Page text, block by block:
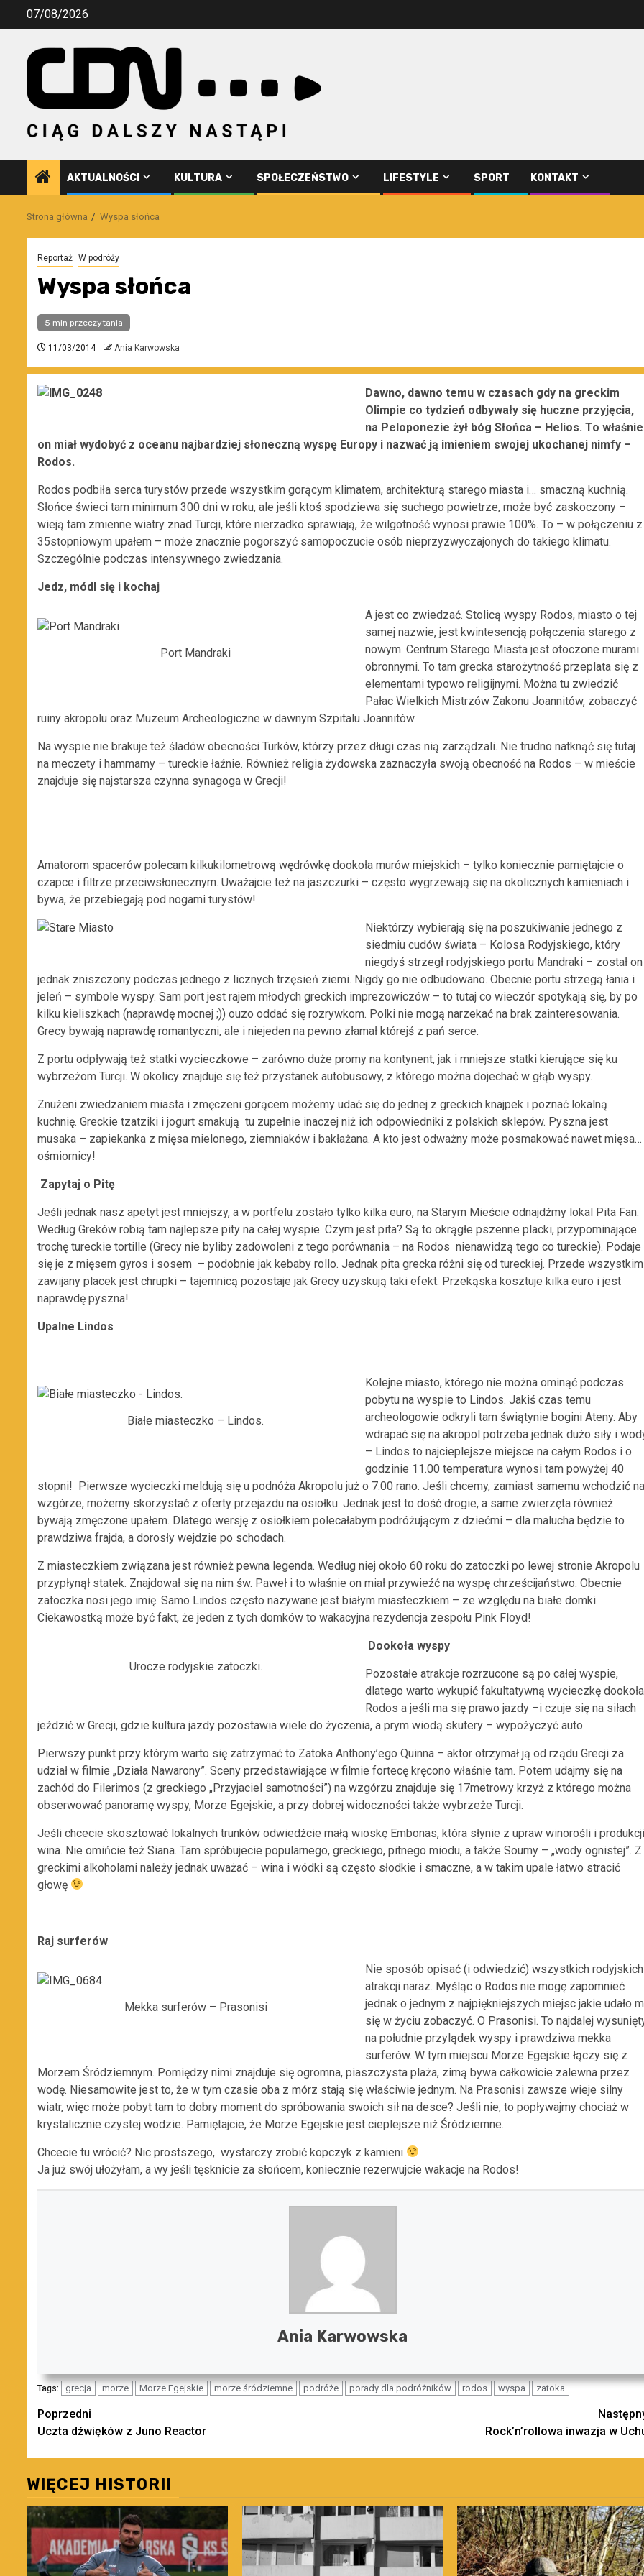
Przejdź07/08/2026
AKTUALNOŚCI KULTURA SPOŁECZEŃSTWO LIFESTYLE SPORT KONTAKT
Strona główna Wyspa słońca
Reportaż W podróży
Wyspa słońca
5 min przeczytania
11/03/2014 Ania Karwowska
Dawno, dawno temu w czasach gdy na greckim
Olimpie co tydzień odbywały się huczne przyjęcia,
na Peloponezie żył bóg Słońca – Helios. To właśnie
on miał wydobyć z oceanu najbardziej słoneczną wyspę Europy i nazwać ją imieniem swojej ukochanej nimfy –
Rodos.
Rodos podbiła serca turystów przede wszystkim gorącym klimatem, architekturą starego miasta i… smaczną kuchnią.
Słońce świeci tam minimum 300 dni w roku, ale jeśli ktoś spodziewa się suchego powietrze, może być zaskoczony –
wieją tam zmienne wiatry znad Turcji, które nierzadko sprawiają, że wilgotność wynosi prawie 100%. To – w połączeniu z
35stopniowym upałem – może znacznie pogorszyć samopoczucie osób nieprzyzwyczajonych do takiego klimatu.
Szczególnie podczas intensywnego zwiedzania.
Jedz, módl się i kochaj
Port Mandraki
A jest co zwiedzać. Stolicą wyspy Rodos, miasto o tej
samej nazwie, jest kwintesencją połączenia starego z
nowym. Centrum Starego Miasta jest otoczone murami
obronnymi. To tam grecka starożytność przeplata się z
elementami typowo religijnymi. Można tu zwiedzić
Pałac Wielkich Mistrzów Zakonu Joannitów, zobaczyć
ruiny akropolu oraz Muzeum Archeologiczne w dawnym Szpitalu Joannitów.
Na wyspie nie brakuje też śladów obecności Turków, którzy przez długi czas nią zarządzali. Nie trudno natknąć się tutaj
na meczety i hammamy – tureckie łaźnie. Również religia żydowska zaznaczyła swoją obecność na Rodos – w mieście
znajduje się najstarsza czynna synagoga w Grecji!
Amatorom spacerów polecam kilkukilometrową wędrówkę dookoła murów miejskich – tylko koniecznie pamiętajcie o
czapce i filtrze przeciwsłonecznym. Uważajcie też na jaszczurki – często wygrzewają się na okolicznych kamieniach i
bywa, że przebiegają pod nogami turystów!
Niektórzy wybierają się na poszukiwanie jednego z
siedmiu cudów świata – Kolosa Rodyjskiego, który
niegdyś strzegł rodyjskiego portu Mandraki – został on
jednak zniszczony podczas jednego z licznych trzęsień ziemi. Nigdy go nie odbudowano. Obecnie portu strzegą łania i
jeleń – symbole wyspy. Sam port jest rajem młodych greckich imprezowiczów – to tutaj co wieczór spotykają się, by po
kilku kieliszkach (naprawdę mocnej ;)) ouzo oddać się rozrywkom. Polki nie mogą narzekać na brak zainteresowania.
Grecy bywają naprawdę romantyczni, ale i niejeden na pewno złamał którejś z pań serce.
Z portu odpływają też statki wycieczkowe – zarówno duże promy na kontynent, jak i mniejsze statki kierujące się ku
wybrzeżom Turcji. W okolicy znajduje się też przystanek autobusowy, z którego można dojechać w głąb wyspy.
Znużeni zwiedzaniem miasta i zmęczeni gorącem możemy udać się do jednej z greckich knajpek i poznać lokalną
kuchnię. Greckie tzatziki i jogurt smakują tu zupełnie inaczej niż ich odpowiedniki z polskich sklepów. Pyszna jest
musaka – zapiekanka z mięsa mielonego, ziemniaków i bakłażana. A kto jest odważny może posmakować nawet mięsa…
ośmiornicy!
Zapytaj o Pitę
Jeśli jednak nasz apetyt jest mniejszy, a w portfelu zostało tylko kilka euro, na Starym Mieście odnajdźmy lokal Pita Fan.
Według Greków robią tam najlepsze pity na całej wyspie. Czym jest pita? Są to okrągłe pszenne placki, przypominające
trochę tureckie tortille (Grecy nie byliby zadowoleni z tego porównania – na Rodos nienawidzą tego co tureckie). Podaje
się je z mięsem gyros i sosem – podobnie jak kebaby rollo. Jednak pita grecka różni się od tureckiej. Przede wszystkim
zawijany placek jest chrupki – tajemnicą pozostaje jak Grecy uzyskują taki efekt. Przekąska kosztuje kilka euro i jest
naprawdę pyszna!
Upalne Lindos
Białe miasteczko – Lindos.
Kolejne miasto, którego nie można ominąć podczas
pobytu na wyspie to Lindos. Jakiś czas temu
archeologowie odkryli tam świątynie bogini Ateny. Aby
wdrapać się na akropol potrzeba jednak dużo siły i
– Lindos to najcieplejsze miejsce na całym Rodos i o
godzinie 11.00 temperatura wynosi tam powyżej 40
stopni! Pierwsze wycieczki meldują się u podnóża Akropolu już o 7.00 rano. Jeśli chcemy, zamiast samemu wchodzić na
wzgórze, możemy skorzystać z oferty przejazdu na osiołku. Jednak jest to dość drogie, a same zwierzęta również
bywają zmęczone upałem. Dlatego wersję z osiołkiem polecałabym podróżującym z dziećmi – dla malucha będzie to
prawdziwa frajda, a dorosły wejdzie po schodach.
Z miasteczkiem związana jest również pewna legenda. Według niej około 60 roku do zatoczki po lewej stronie Akropolu
przypłynął statek. Znajdował się na nim św. Paweł i to właśnie on miał przywieźć na wyspę chrześcijaństwo. Obecnie
zatoczka nosi jego imię. Samo Lindos często nazywane jest białym miasteczkiem – ze względu na białe domki.
Ciekawostką może być fakt, że jeden z tych domków to wakacyjna rezydencja zespołu Pink Floyd!
Urocze rodyjskie zatoczki.
Dookoła wyspy
Pozostałe atrakcje rozrzucone są po całej wyspie,
dlatego warto wykupić fakultatywną wycieczkę dookoła
Rodos a jeśli ma się prawo jazdy –i czuje się na siłach
jeździć w Grecji, gdzie kultura jazdy pozostawia wiele do życzenia, a prym wiodą skutery – wypożyczyć auto.
Pierwszy punkt przy którym warto się zatrzymać to Zatoka Anthony’ego Quinna – aktor otrzymał ją od rządu Grecji za
udział w filmie „Działa Nawarony”. Sceny przedstawiające w filmie fortecę kręcono właśnie tam. Potem udajmy się na
zachód do Filerimos (z greckiego „Przyjaciel samotności”) na wzgórzu znajduje się 17metrowy krzyż z którego można
obserwować panoramę wyspy, Morze Egejskie, a przy dobrej widoczności także wybrzeże Turcji.
Jeśli chcecie skosztować lokalnych trunków odwiedźcie małą wioskę Embonas, która słynie z upraw winorośli i produkcji
wina. Nie omińcie też Siana. Tam spróbujecie popularnego, greckiego, pitnego miodu, a także Soumy – „wody ognistej”. Z
greckimi alkoholami należy jednak uważać – wina i wódki są często słodkie i smaczne, a w takim upale łatwo stracić
głowę
Raj surferów
Mekka surferów – Prasonisi
Nie sposób opisać (i odwiedzić) wszystkich rodyjskich
atrakcji naraz. Myśląc o Rodos nie mogę zapomnieć
jednak o jednym z najpiękniejszych miejsc jakie udało
się w życiu zobaczyć. O Prasonisi. To najdalej
na południe przylądek wyspy i prawdziwa mekka
surferów. W tym miejscu Morze Egejskie łączy się z
Morzem Śródziemnym. Pomiędzy nimi znajduje się ogromna, piaszczysta plaża, zimą bywa całkowicie zalewna przez
wodę. Niesamowite jest to, że w tym czasie oba z mórz stają się właściwie jednym. Na Prasonisi zawsze wieje silny
wiatr, więc może pobyt tam to dobry moment do spróbowania swoich sił na desce? Jeśli nie, to popływajmy chociaż w
krystalicznie czystej wodzie. Pamiętajcie, że Morze Egejskie jest cieplejsze niż Śródziemne.
Chcecie tu wrócić? Nic prostszego, wystarczy zrobić kopczyk z kamieni
Ja już swój ułożyłam, a wy jeśli tęsknicie za słońcem, koniecznie rezerwujcie wakacje na Rodos!
Ania Karwowska
Tags: grecja morze Morze Egejskie morze śródziemne podróże porady dla podróżników rodos wyspa zatoka
Zobacz
wpisy
Poprzedni
Uczta dźwięków z Juno Reactor
Rock’n’rollowa inwazja w
WIĘCEJ HISTORII